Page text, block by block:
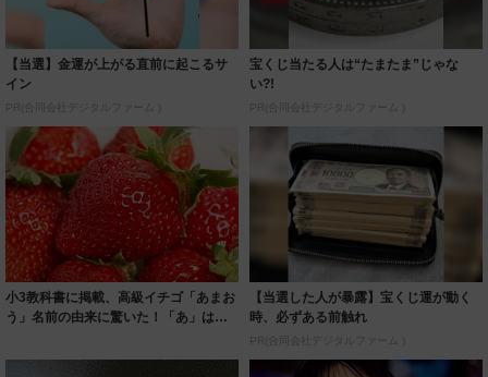
【当選】金運が上がる直前に起こるサ
イン
PR(合同会社デジタルファーム )
宝くじ当たる人は“たまたま”じゃな
い?!
PR(合同会社デジタルファーム )
小3教科書に掲載、高級イチゴ「あまお
う」名前の由来に驚いた！「あ」は赤
【当選した人が暴露】宝くじ運が動く
時、必ずある前触れ
PR(合同会社デジタルファーム )